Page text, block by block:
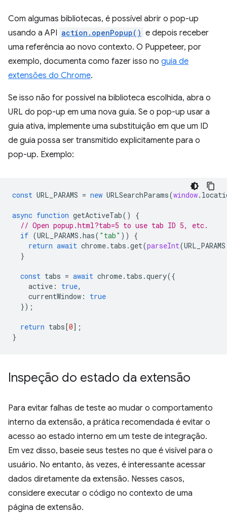
Com algumas bibliotecas, é possível abrir o pop-up
usando a API action.openPopup() e depois receber
uma referência ao novo contexto. O Puppeteer, por
exemplo, documenta como fazer isso no guia de
extensões do Chrome.
Se isso não for possível na biblioteca escolhida, abra o
URL do pop-up em uma nova guia. Se o pop-up usar a
guia ativa, implemente uma substituição em que um ID
de guia possa ser transmitido explicitamente para o
pop-up. Exemplo:
const URL_PARAMS = new URLSearchParams(window.
async function getActiveTab()
{
// Open popup.html?tab=5 to use tab ID 5, etc.
if (URL_PARAMS .has( "tab" ))
{
return await chrome. tabs .get(parseInt(URL_PARAMS
}
const tabs = await chrome. tabs .query({
active : true,
currentWindow :
true
});
return tabs[0];
}
Inspeção do estado da extensão
Para evitar falhas de teste ao mudar o comportamento
interno da extensão, a prática recomendada é evitar o
acesso ao estado interno em um teste de integração.
Em vez disso, baseie seus testes no que é visível para o
usuário. No entanto, às vezes, é interessante acessar
dados diretamente da extensão. Nesses casos,
considere executar o código no contexto de uma
página de extensão.